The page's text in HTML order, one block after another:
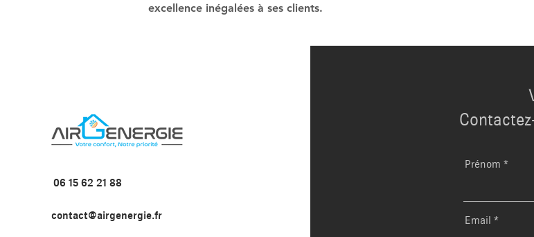
excellence inégalées à ses clients.
06 15 62 21 88
contact@airgenergie.fr
Prénom
Email